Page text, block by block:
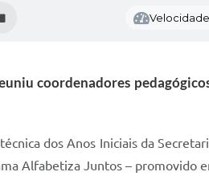
coordenadores
dos Anos Iniciais da
Alfabetiza Juntos – promovido